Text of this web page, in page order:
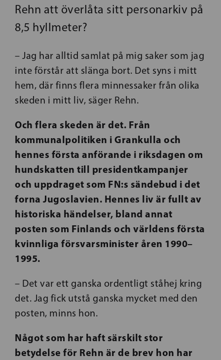
Rehn att överlåta sitt personarkiv på
8,5 hyllmeter?
– Jag har alltid samlat på mig saker som jag
inte förstår att slänga bort. Det syns i mitt
hem, där finns flera minnessaker från olika
skeden i mitt liv, säger Rehn.
Och flera skeden är det. Från
kommunalpolitiken i Grankulla och
hennes första anförande i riksdagen om
hundskatten till presidentkampanjer
och uppdraget som FN:s sändebud i det
forna Jugoslavien. Hennes liv är fullt av
historiska händelser, bland annat
posten som Finlands och världens första
kvinnliga försvarsminister åren 1990–
1995.
– Det var ett ganska ordentligt ståhej kring
det. Jag fick utstå ganska mycket med den
posten, minns hon.
Något som har haft särskilt stor
betydelse för Rehn är de brev hon har